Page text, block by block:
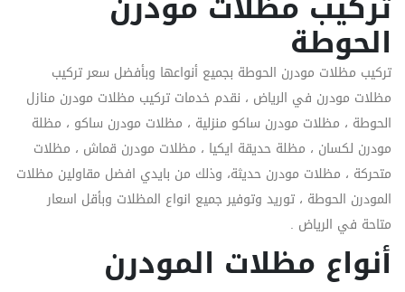
الحوطة
تركيب مظلات مودرن الحوطة بجميع أنواعها وبأفضل سعر تركيب
مظلات مودرن في الرياض ، نقدم خدمات تركيب مظلات مودرن منازل
الحوطة ، مظلات مودرن ساكو منزلية ، مظلات مودرن ساكو ، مظلة
مودرن لكسان ، مظلة حديقة ايكيا ، مظلات مودرن قماش ، مظلات
متحركة ، مظلات مودرن حديثة، وذلك من بايدي افضل مقاولين مظلات
المودرن الحوطة ، توريد وتوفير جميع انواع المظلات وبأقل اسعار
متاحة في الرياض .
أنواع مظلات المودرن